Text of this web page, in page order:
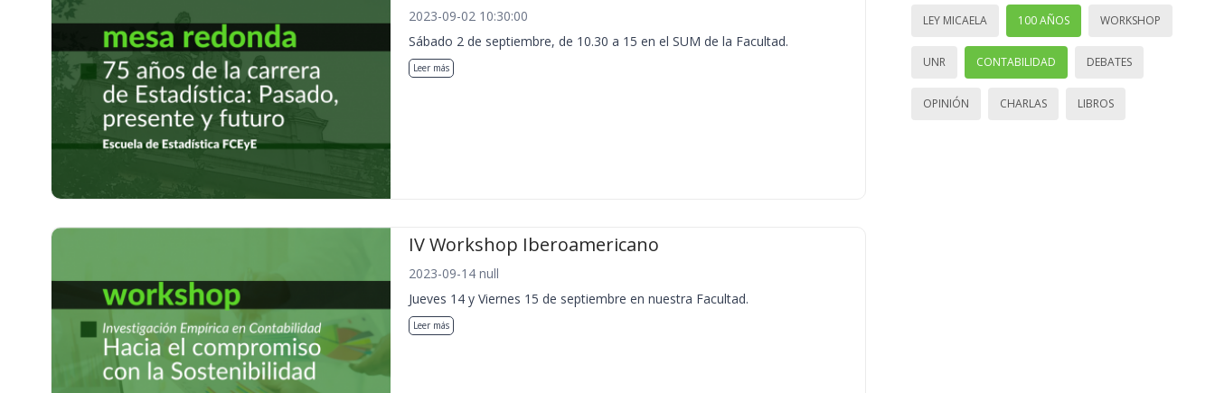
2023-09-02 10:30:00
Sábado 2 de septiembre, de 10.30 a 15 en el SUM de la Facultad.
Leer más
IV Workshop Iberoamericano
2023-09-14 null
Jueves 14 y Viernes 15 de septiembre en nuestra Facultad.
Leer más
LEY MICAELA 100 AÑOS WORKSHOP
UNR CONTABILIDAD DEBATES
OPINIÓN CHARLAS LIBROS